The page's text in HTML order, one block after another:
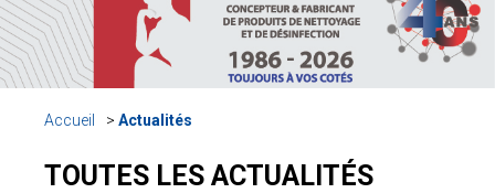
Accueil Actualités
TOUTES LES ACTUALITÉS